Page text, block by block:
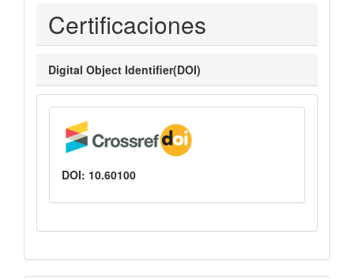
Certificaciones
Certificaciones
Digital Object Identifier(DOI)
DOI: 10.60100